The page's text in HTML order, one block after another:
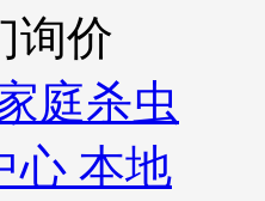
询价